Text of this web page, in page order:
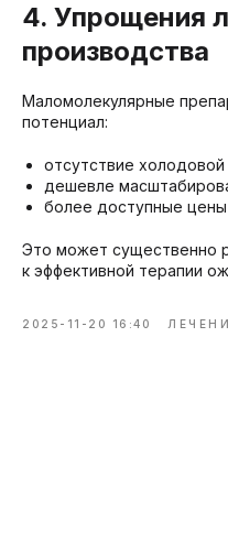
4. Упрощения
производства
Маломолекулярные
потенциал:
отсутствие холодовой
дешевле
более доступные
Это может существенно
к эффективной терапии
2025-11-20 16:40